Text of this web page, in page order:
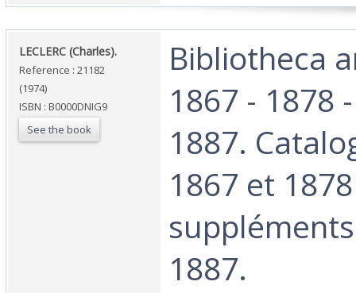
‎LECLERC (Charles).‎
Reference : 21182
(1974)
ISBN : B0000DNIG9
See the book
‎Bibliotheca
1867 - 1878
1887.
1867 et
1887.‎